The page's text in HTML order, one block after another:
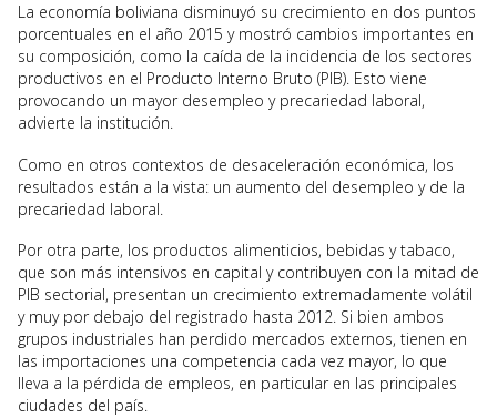
La economía boliviana disminuyó su crecimiento en dos puntos
porcentuales en el año 2015 y mostró cambios importantes en
su composición, como la caída de la incidencia de los sectores
productivos en el Producto Interno Bruto (PIB). Esto viene
provocando un mayor desempleo y precariedad laboral,
advierte la institución.
Como en otros contextos de desaceleración económica, los
resultados están a la vista: un aumento del desempleo y de la
precariedad laboral.
Por otra parte, los productos alimenticios, bebidas y tabaco,
que son más intensivos en capital y contribuyen con la mitad de
PIB sectorial, presentan un crecimiento extremadamente volátil
y muy por debajo del registrado hasta 2012. Si bien ambos
grupos industriales han perdido mercados externos, tienen en
las importaciones una competencia cada vez mayor, lo que
lleva a la pérdida de empleos, en particular en las principales
ciudades del país.